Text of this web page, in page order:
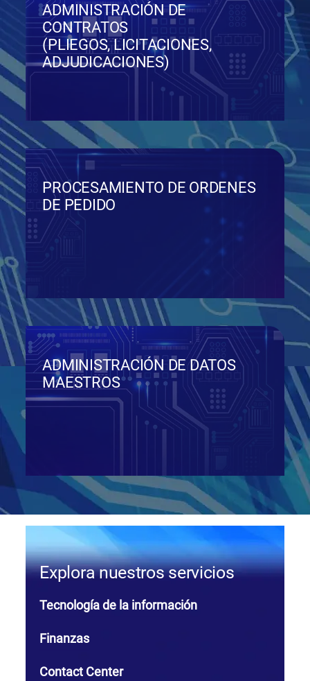
ADMINISTRACIÓN DE
CONTRATOS
(PLIEGOS, LICITACIONES,
ADJUDICACIONES)
PROCESAMIENTO DE ORDENES
DE PEDIDO
ADMINISTRACIÓN DE DATOS
MAESTROS
Explora nuestros servicios
Tecnología de la información
Finanzas
Contact Center